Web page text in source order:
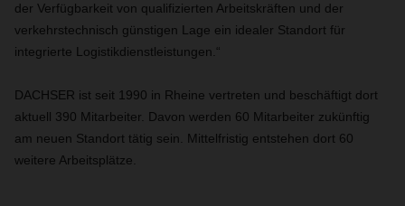
der Verfügbarkeit von qualifizierten Arbeitskräften und der
verkehrstechnisch günstigen Lage ein idealer Standort für
integrierte Logistikdienstleistungen.“
DACHSER ist seit 1990 in Rheine vertreten und beschäftigt dort
aktuell 390 Mitarbeiter. Davon werden 60 Mitarbeiter zukünftig
am neuen Standort tätig sein. Mittelfristig entstehen dort 60
weitere Arbeitsplätze.